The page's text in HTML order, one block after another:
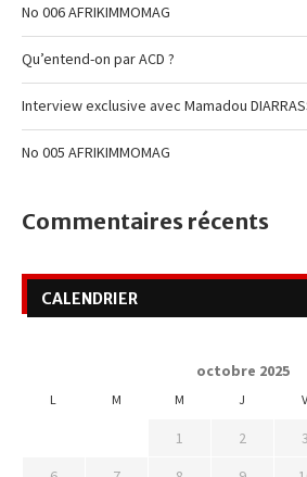
No 006 AFRIKIMMOMAG
Qu’entend-on par ACD ?
Interview exclusive avec Mamadou
No 005 AFRIKIMMOMAG
Commentaires récents
CALENDRIER
octobre 2025
L M M J V
1 2 3